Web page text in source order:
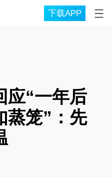
下载APP
应“一年后
蒸笼”：先